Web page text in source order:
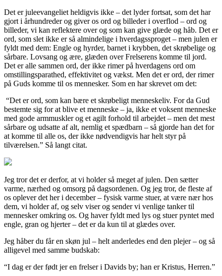
Det er juleevangeliet heldigvis ikke – det lyder fortsat, som det har
gjort i århundreder og giver os ord og billeder i overflod – ord og
billeder, vi kan reflektere over og som kan give glæde og håb. Det er
ord, som slet ikke er så almindelige i hverdagssproget – men julen er
fyldt med dem: Engle og hyrder, barnet i krybben, det skrøbelige og
sårbare. Lovsang og ære, glæden over Frelserens komme til jord.
Det er alle sammen ord, der ikke rimer på hverdagens ord om
omstillingsparathed, effektivitet og vækst. Men det er ord, der rimer
på Guds komme til os mennesker. Som en har skrevet om det:
“Det er ord, som kan bære et skrøbeligt menneskeliv. For da Gud
bestemte sig for at blive et menneske – ja, ikke et voksent menneske
med gode armmuskler og et agilt forhold til arbejdet – men det mest
sårbare og udsatte af alt, nemlig et spædbarn – så gjorde han det for
at komme til alle os, der ikke nødvendigvis har helt styr på
tilværelsen.” Så langt citat.
Jeg tror det er derfor, at vi holder så meget af julen. Den sætter
varme, nærhed og omsorg på dagsordenen. Og jeg tror, de fleste af
os oplever det her i december – fysisk varme stuer, at være nær hos
dem, vi holder af, og selv viser og sender vi venlige tanker til
mennesker omkring os. Og haver fyldt med lys og stuer pyntet med
engle, gran og hjerter – det er da kun til at glædes over.
Jeg håber du får en skøn jul – helt anderledes end den plejer – og så
alligevel med samme budskab:
“I dag er der født jer en frelser i Davids by; han er Kristus, Herren.”